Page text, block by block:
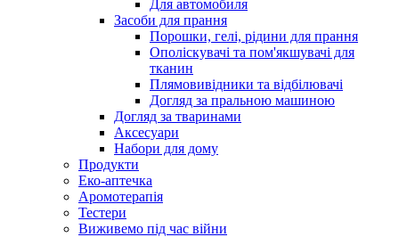
Для автомобиля
Засоби для прання
Порошки, гелі, рідини для прання
Ополіскувачі та пом'якшувачі для
тканин
Плямовивідники та відбілювачі
Догляд за пральною машиною
Догляд за тваринами
Аксесуари
Набори для дому
Продукти
Еко-аптечка
Аромотерапія
Тестери
Виживемо під час війни